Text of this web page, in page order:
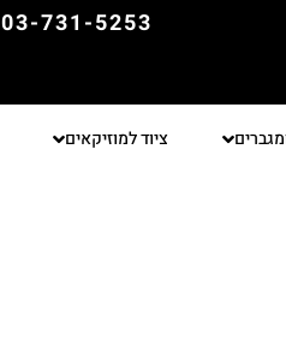
03-731-5253
ציוד למוזיקאים